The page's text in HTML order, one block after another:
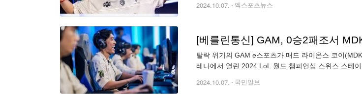
2024.10.07. 엑스포츠뉴스
[베를린통신] GAM, 0승2패조서
탈락 위기의 GAM e스포츠가 매드 라이온스 코이
레나에서 열린 2024 LoL 월드 챔피언십 스위스 스테
2024.10.07. 국민일보